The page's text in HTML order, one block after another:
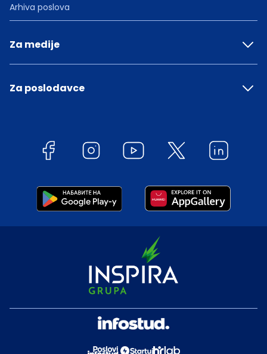
Arhiva poslova
Za medije
Za poslodavce